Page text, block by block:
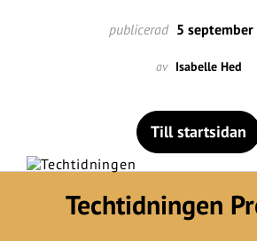
publicerad 5
av Isabelle Hed
Till startsidan
Techtidningen